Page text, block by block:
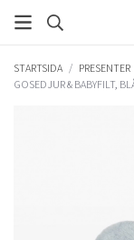
STARTSIDA / PRESENTER
GOSEDJUR & BABYFILT,